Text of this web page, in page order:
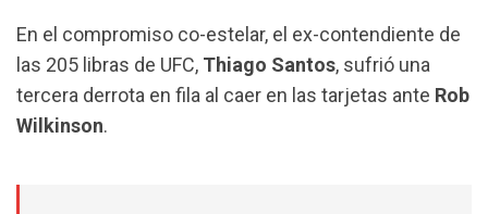
En el compromiso co-estelar, el ex-contendiente de
las 205 libras de UFC, Thiago Santos, sufrió una
tercera derrota en fila al caer en las tarjetas ante Rob
Wilkinson.